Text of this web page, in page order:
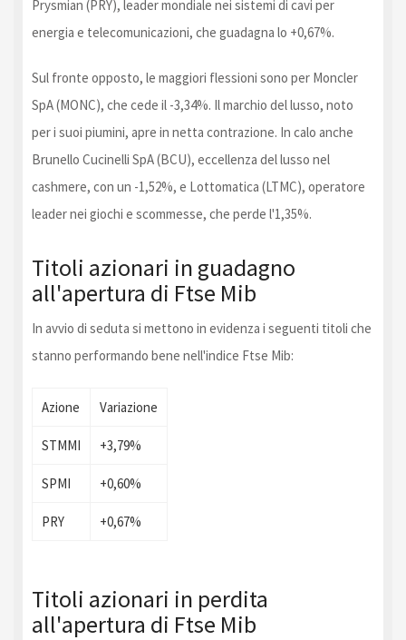
Prysmian (PRY), leader mondiale nei sistemi di cavi per
energia e telecomunicazioni, che guadagna lo +0,67%.
Sul fronte opposto, le maggiori flessioni sono per Moncler
SpA (MONC), che cede il -3,34%. Il marchio del lusso, noto
per i suoi piumini, apre in netta contrazione. In calo anche
Brunello Cucinelli SpA (BCU), eccellenza del lusso nel
cashmere, con un -1,52%, e Lottomatica (LTMC), operatore
leader nei giochi e scommesse, che perde l'1,35%.
Titoli azionari in guadagno
all'apertura di Ftse Mib
In avvio di seduta si mettono in evidenza i seguenti titoli che
stanno performando bene nell'indice Ftse Mib:
Azione Variazione
STMMI +3,79%
SPMI +0,60%
PRY +0,67%
Titoli azionari in perdita
all'apertura di Ftse Mib